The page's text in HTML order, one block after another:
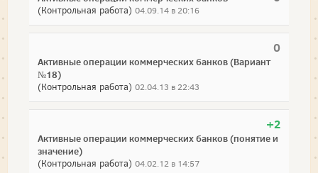
(Контрольная работа) 04.09.14 в 20:16
0
Активные операции коммерческих банков (Вариант
№18)
(Контрольная работа) 02.04.13 в 22:43
+2
Активные операции коммерческих банков (понятие и
значение)
(Контрольная работа) 04.02.12 в 14:57